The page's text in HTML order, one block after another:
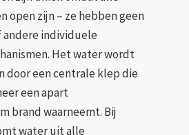
open zijn – ze hebben geen
individuele
Het water wordt
door een centrale klep die
een apart
brand waarneemt. Bij
water uit alle